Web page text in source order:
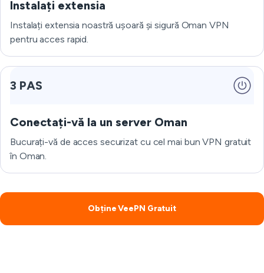
Instalați extensia
Instalați extensia noastră ușoară și sigură Oman VPN
pentru acces rapid.
3 PAS
Conectați-vă la un server Oman
Bucurați-vă de acces securizat cu cel mai bun VPN gratuit
în Oman.
Obține VeePN Gratuit